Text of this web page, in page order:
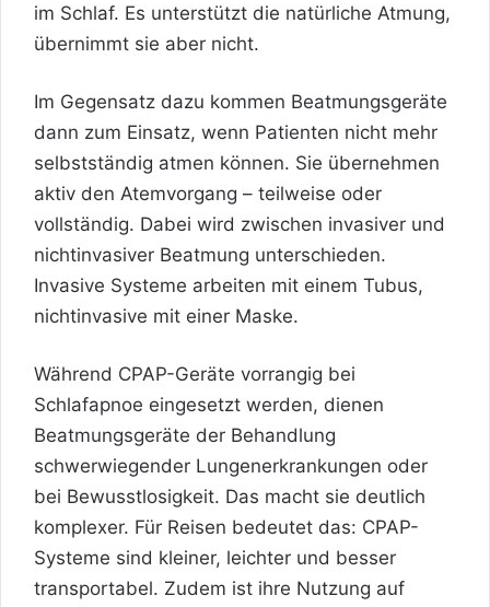
im Schlaf. Es unterstützt die natürliche Atmung,
übernimmt sie aber nicht.
Im Gegensatz dazu kommen Beatmungsgeräte
dann zum Einsatz, wenn Patienten nicht mehr
selbstständig atmen können. Sie übernehmen
aktiv den Atemvorgang – teilweise oder
vollständig. Dabei wird zwischen invasiver und
nichtinvasiver Beatmung unterschieden.
Invasive Systeme arbeiten mit einem Tubus,
nichtinvasive mit einer Maske.
Während CPAP-Geräte vorrangig bei
Schlafapnoe eingesetzt werden, dienen
Beatmungsgeräte der Behandlung
schwerwiegender Lungenerkrankungen oder
bei Bewusstlosigkeit. Das macht sie deutlich
komplexer. Für Reisen bedeutet das: CPAP-
Systeme sind kleiner, leichter und besser
transportabel. Zudem ist ihre Nutzung auf